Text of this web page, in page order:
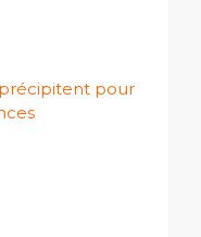
précipitent pour